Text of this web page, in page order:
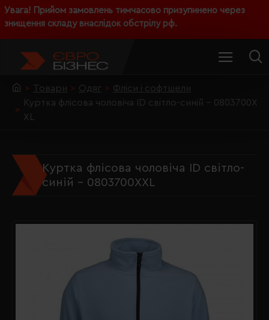
Увага! Прийом замовлень тимчасово призупинено через
знищення складу внаслідок обстрілу рф.
Товари Одяг
Фліси і софтшели
Куртка флісова чоловіча ID світло-синій - 0803700X
XL
Куртка флісова чоловіча ID світло-
синій - 0803700XXL